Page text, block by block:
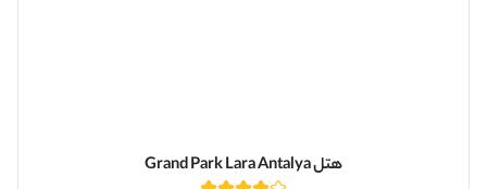
هتل Grand Park Lara Antalya